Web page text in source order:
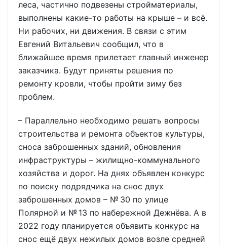
леса, частично подвезены стройматериалы,
выполнены какие-то работы на крыше – и всё.
Ни рабочих, ни движения. В связи с этим
Евгений Витальевич сообщил, что в
ближайшее время прилетает главный инженер
заказчика. Будут приняты решения по
ремонту кровли, чтобы пройти зиму без
проблем.
– Параллельно необходимо решать вопросы
строительства и ремонта объектов культуры,
сноса заброшенных зданий, обновления
инфраструктуры – жилищно-коммунального
хозяйства и дорог. На днях объявлен конкурс
по поиску подрядчика на снос двух
заброшенных домов – № 30 по улице
Полярной и № 13 по набережной Дежнёва. А в
2022 году планируется объявить конкурс на
снос ещё двух нежилых домов возле средней